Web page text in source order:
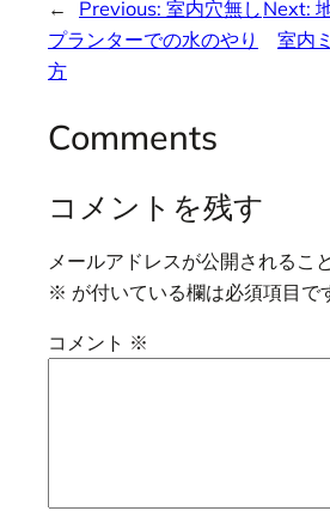
← Previous: 室内穴無し
プランターでの水のやり
方
Next:
室内
Comments
コメントを残す
メールアドレスが公開されるこ
※ が付いている欄は必須項目で
コメント ※